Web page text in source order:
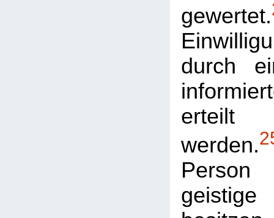
gewertet.
durch
erteilt
werden.